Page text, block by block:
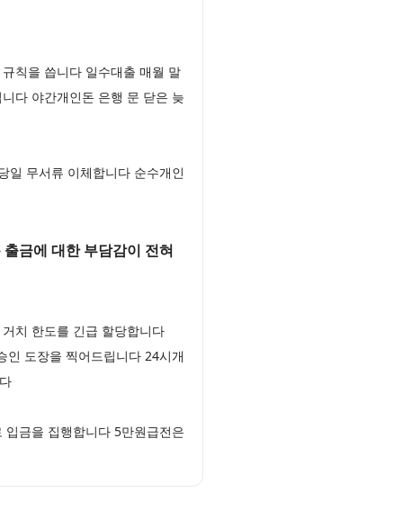
칙을 씁니다 일수대출 매월 말
다 야간개인돈 은행 문 닫은 늦
일 무서류 이체합니다 순수개인
금에 대한 부담감이 전혀
치 한도를 긴급 할당합니다
도장을 찍어드립니다 24시개
금을 집행합니다 5만원급전은